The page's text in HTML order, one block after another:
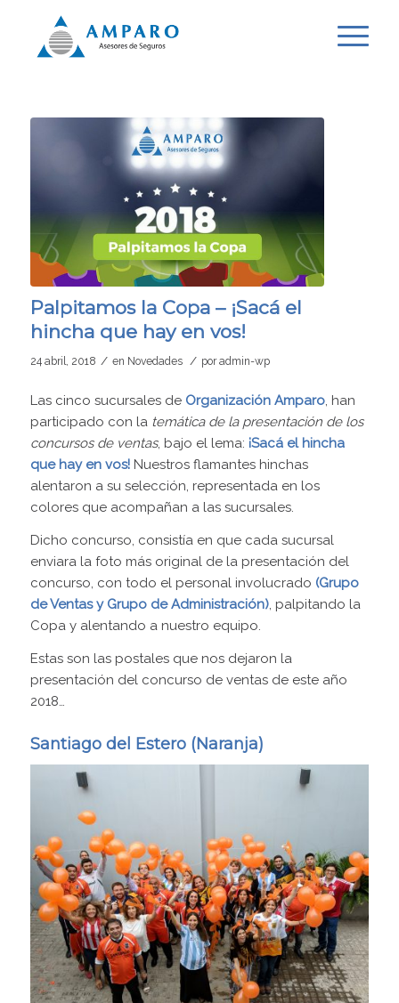
Palpitamos la Copa – ¡Sacá el
hincha que hay en vos!
24 abril, 2018 / en Novedades / poradmin-wp
Las cinco sucursales de Organización Amparo, han
participado con la temática de la presentación de los
concursos de ventas, bajo el lema: ¡Sacá el hincha
que hay en vos! Nuestros flamantes hinchas
alentaron a su selección, representada en los
colores que acompañan a las sucursales.
Dicho concurso, consistía en que cada sucursal
enviara la foto más original de la presentación del
concurso, con todo el personal involucrado (Grupo
de Ventas y Grupo de Administración), palpitando la
Copa y alentando a nuestro equipo.
Estas son las postales que nos dejaron la
presentación del concurso de ventas de este año
2018…
Santiago del Estero (Naranja)